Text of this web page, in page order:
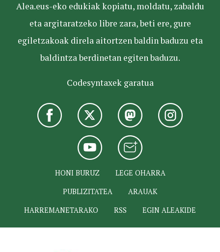
Alea.eus-eko edukiak kopiatu, moldatu, zabaldu
eta argitaratzeko libre zara, beti ere, gure
egiletzakoak direla aitortzen baldin baduzu eta
baldintza berdinetan egiten baduzu.
Codesyntaxek garatua
HONI BURUZ
LEGE OHARRA
PUBLIZITATEA
ARAUAK
HARREMANETARAKO
RSS EGIN ALEAKIDE